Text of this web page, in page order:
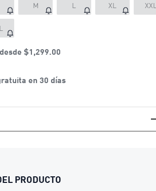
M L XL
$1,299.00
en 30 días
PRODUCTO